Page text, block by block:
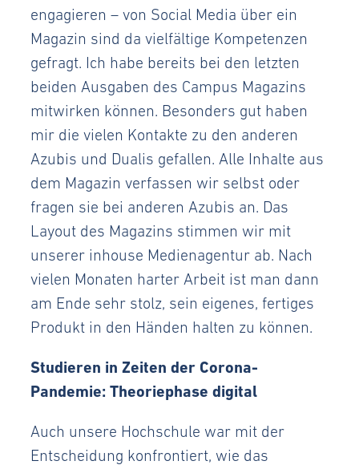
engagieren – von Social Media über ein
Magazin sind da vielfältige Kompetenzen
gefragt. Ich habe bereits bei den letzten
beiden Ausgaben des Campus Magazins
mitwirken können. Besonders gut haben
mir die vielen Kontakte zu den anderen
Azubis und Dualis gefallen. Alle Inhalte aus
dem Magazin verfassen wir selbst oder
fragen sie bei anderen Azubis an. Das
Layout des Magazins stimmen wir mit
unserer inhouse Medienagentur ab. Nach
vielen Monaten harter Arbeit ist man dann
am Ende sehr stolz, sein eigenes, fertiges
Produkt in den Händen halten zu können.
Studieren in Zeiten der Corona-
Pandemie: Theoriephase digital
Auch unsere Hochschule war mit der
Entscheidung konfrontiert, wie das